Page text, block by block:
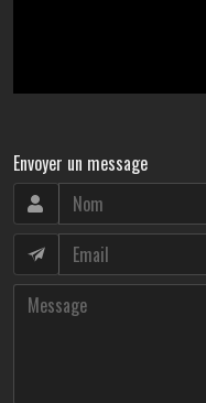
Envoyer un message